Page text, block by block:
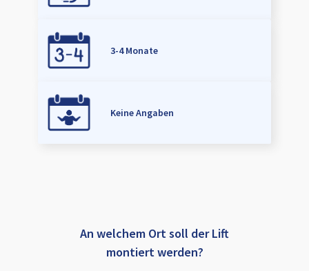
3-4 Monate
Keine Angaben
An welchem Ort soll der Lift
montiert werden?